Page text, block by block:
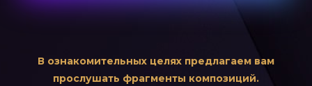
В ознакомительных целях предлагаем вам
прослушать фрагменты композиций.